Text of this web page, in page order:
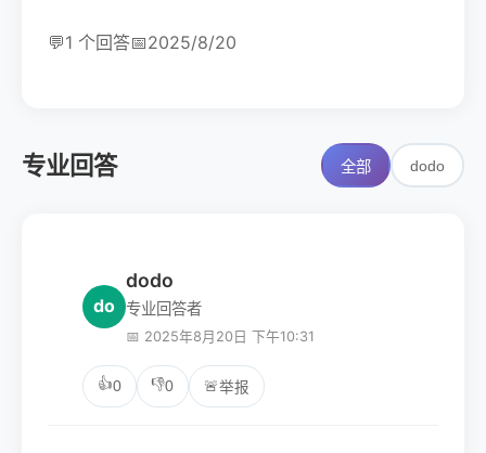
💬1 个回答📅2025/8/20
专业回答 全部 dodo
do
dodo
专业回答者
📅 2025年8月20日 下午10:31
👍0 👎0 🚨举报